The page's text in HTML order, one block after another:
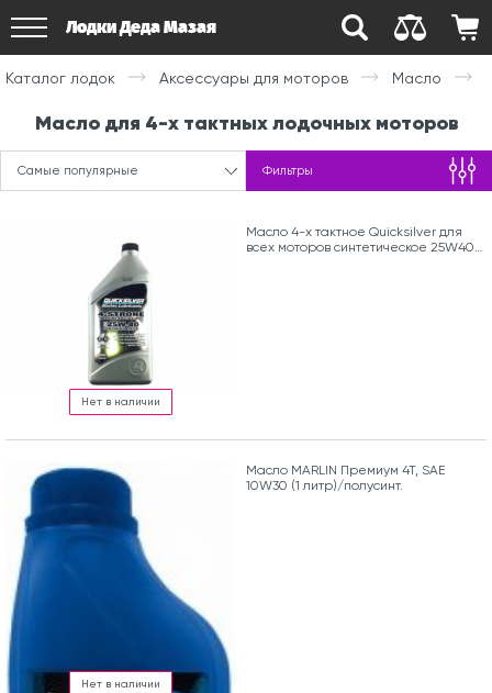
Лодки Деда Мазая
Каталог лодок Аксессуары для моторов Масло
Масло для 4-х тактных лодочных моторов
Самые популярные Фильтры
Нет в наличии
Масло 4-х тактное Quicksilver для
всех моторов синтетическое 25W40
Нет в наличии
Масло MARLIN Премиум 4T, SAE
10W30 (1 литр)/полусинт.